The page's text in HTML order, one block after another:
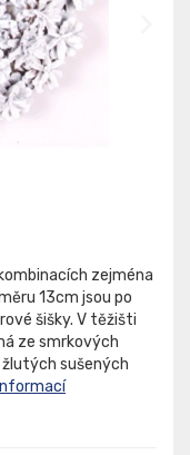
zejména
13cm jsou po
šišky. V těžišti
ze smrkových
žlutých sušených